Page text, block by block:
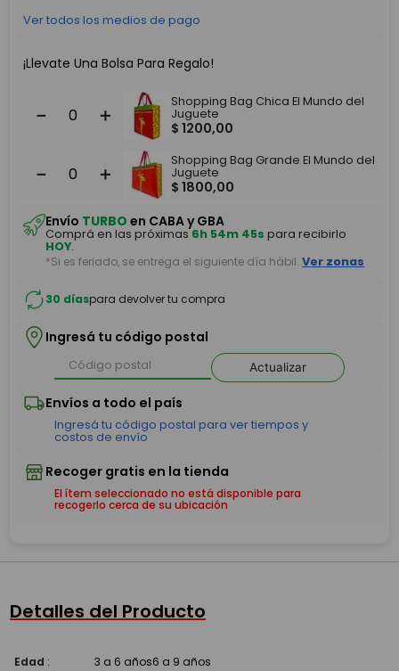
Ver todos los medios de pago
¡Llevate Una Bolsa Para Regalo!
＋
－
Shopping Bag Chica El Mundo del
Juguete
$ 1200,00
＋
－
Shopping Bag Grande El Mundo del
Juguete
$ 1800,00
Envío TURBO en CABA y GBA
Comprá en las próximas6h 54m 45s para recibirlo
HOY.
*Si es feriado, se entrega el siguiente día hábil. Ver zonas
30 díaspara devolver tu compra
Ingresá tu código postal
Actualizar
El ítem seleccionado no está disponible para
recogerlo cerca de su ubicación
Detalles del Producto
Edad : 3 a 6 años6 a 9 años